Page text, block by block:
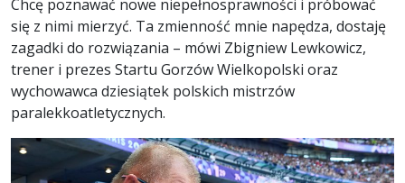
Chcę poznawać nowe niepełnosprawności i próbować
się z nimi mierzyć. Ta zmienność mnie napędza, dostaję
zagadki do rozwiązania – mówi Zbigniew Lewkowicz,
trener i prezes Startu Gorzów Wielkopolski oraz
wychowawca dziesiątek polskich mistrzów
paralekkoatletycznych.